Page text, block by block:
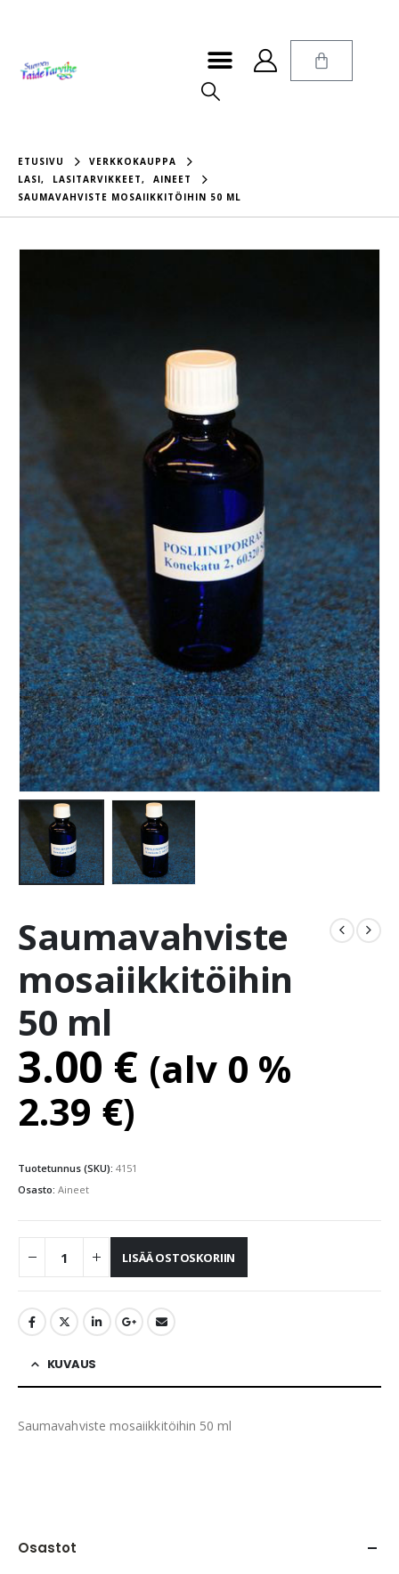
ETUSIVU
VERKKOKAUPPA
LASI, LASITARVIKKEET,
AINEET
SAUMAVAHVISTE MOSAIIKKITÖIHIN 50 ML
Saumavahviste
mosaiikkitöihin
50 ml
3.00 € (alv 0 %
2.39 €)
Tuotetunnus (SKU): 4151
Osasto: Aineet
LISÄÄ OSTOSKORIIN
KUVAUS
Saumavahviste mosaiikkitöihin 50 ml
Osastot